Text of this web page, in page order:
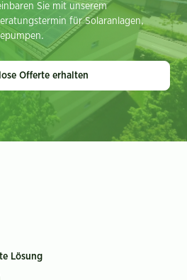
Sie mit unserem
für Solaranlagen,
Offerte erhalten
Lösung